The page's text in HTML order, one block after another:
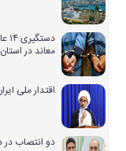
معاند در
اقتدار ملی
دو انتصاب در